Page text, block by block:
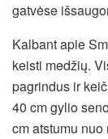
gatvėse
Kalbant apie
keisti medžių.
pagrindus ir
40 cm gylio
cm atstumu